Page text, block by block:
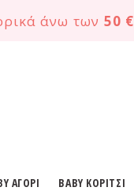
άνω των 50 €
ΑΓΟΡΙ
BABY ΚΟΡΙΤΣΙ